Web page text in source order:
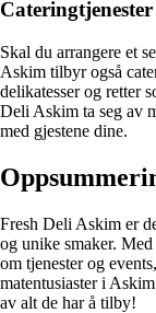
Cateringtjenester
Skal du arrangere et
Askim tilbyr også
delikatesser og retter
Deli Askim ta seg av
med gjestene dine.
Fresh Deli Askim er
og unike smaker.
om tjenester og
matentusiaster i
av alt de har å tilby!